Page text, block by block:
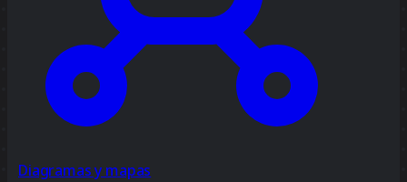
Diagramas y mapas